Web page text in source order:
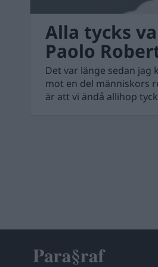
Alla tycks
Paolo
Det var länge sedan jag
mot en del människors
är att vi ändå allihop